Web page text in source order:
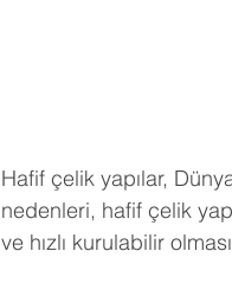
Hafif çelik yapılar,
nedenleri, hafif çelik
ve hızlı kurulabilir